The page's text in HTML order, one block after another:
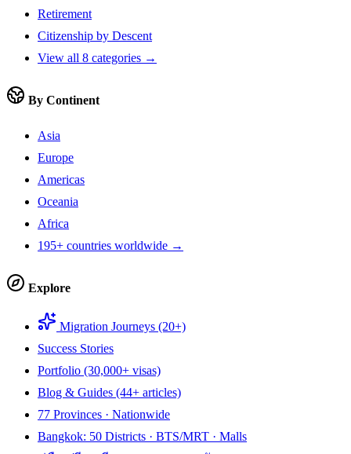
Retirement
Citizenship by Descent
View all 8 categories →
By Continent
Asia
Europe
Americas
Oceania
Africa
195+ countries worldwide →
Explore
Migration Journeys (20+)
Success Stories
Portfolio (30,000+ visas)
Blog & Guides (44+ articles)
77 Provinces · Nationwide
Bangkok: 50 Districts · BTS/MRT · Malls